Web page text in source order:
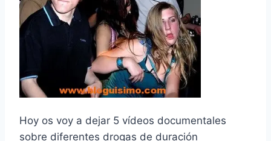
Hoy os voy a dejar 5 ví­deos documentales
sobre diferentes drogas de duración